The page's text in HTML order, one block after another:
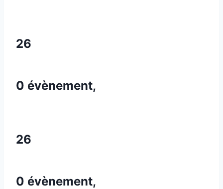
26
0 évènement,
26
0 évènement,